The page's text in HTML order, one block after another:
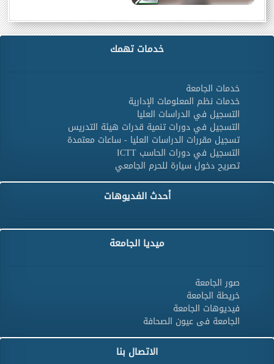
خدمات تهمك
خدمات الجامعة
خدمات نظم المعلومات الإدارية
التسجيل في الدراسات العليا
التسجيل في دورات تنمية قدرات هيئة التدريس
تسجيل مقررات الدراسات العليا - ساعات معتمدة
التسجيل في دورات الحاسب ICTT
تصريح دخول سيارة للحرم الجامعي
أحدث الفديوهات
ميديا الجامعة
صور الجامعة
خريطة الجامعة
فيديوهات الجامعة
الجامعة فى عيون الصحافة
الاتصال بنا